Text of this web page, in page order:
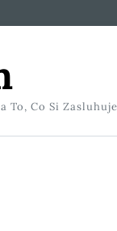
Co Si